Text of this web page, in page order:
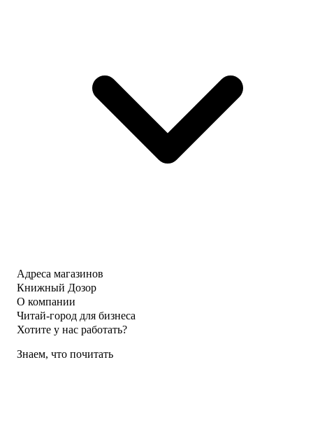
Адреса магазинов
Книжный Дозор
О компании
Читай-город для бизнеса
Хотите у нас работать?
Знаем, что почитать